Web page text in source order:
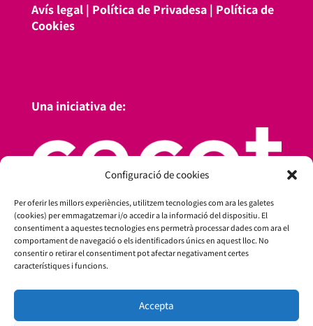
Configuració de cookies
Per oferir les millors experiències, utilitzem tecnologies com ara les galetes
(cookies) per emmagatzemar i/o accedir a la informació del dispositiu. El
consentiment a aquestes tecnologies ens permetrà processar dades com ara el
comportament de navegació o els identificadors únics en aquest lloc. No
consentir o retirar el consentiment pot afectar negativament certes
característiques i funcions.
Accepta
Avís legal| Política de Privadesa| Política de
Cookies
Una iniciativa de: